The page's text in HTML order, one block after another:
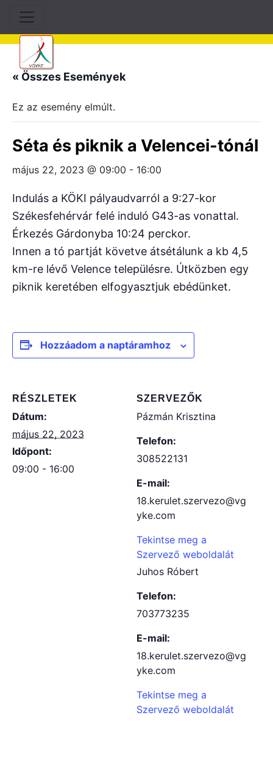
« Összes Események
Ez az esemény elmúlt.
Séta és piknik a Velencei-tónál
május 22, 2023 @ 09:00 - 16:00
Indulás a KÖKI pályaudvarról a 9:27-kor
Székesfehérvár felé induló G43-as vonattal.
Érkezés Gárdonyba 10:24 perckor.
Innen a tó partját követve átsétálunk a kb 4,5
km-re lévő Velence településre. Útközben egy
piknik keretében elfogyasztjuk ebédünket.
Hozzáadom a naptáramhoz
RÉSZLETEK
Dátum:
május 22, 2023
Időpont:
09:00 - 16:00
SZERVEZŐK
Pázmán Krisztina
Telefon:
308522131
E-mail:
18.kerulet.szervezo@vg
yke.com
Tekintse meg a
Szervező weboldalát
Juhos Róbert
Telefon:
703773235
E-mail:
18.kerulet.szervezo@vg
yke.com
Tekintse meg a
Szervező weboldalát